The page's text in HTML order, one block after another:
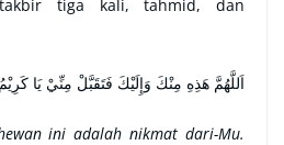
takbir tiga kali, tahmid, dan
اَللَّهُمَّ هَذِهِ مِنْكَ وَإِلَيْكَ فَتَقَبَّلْ مِنِّيْ يَا كَرِيْمُ
ini adalah nikmat dari-Mu.